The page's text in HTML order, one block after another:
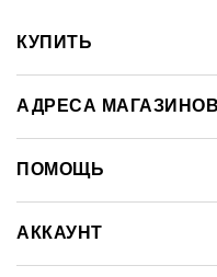
КУПИТЬ
АДРЕСА МАГАЗИНОВ
ПОМОЩЬ
АККАУНТ